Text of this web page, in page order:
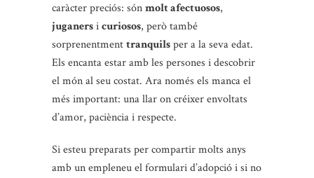
caràcter preciós: sónmolt afectuosos,
juganersicuriosos, però també
sorprenentmenttranquilsper a la seva edat.
Els encanta estar amb les persones i descobrir
el món al seu costat. Ara només els manca el
més important: una llar on créixer envoltats
d’amor, paciència i respecte.
Si esteu preparats per compartir molts anys
amb un empleneu el formulari d’adopció i si no